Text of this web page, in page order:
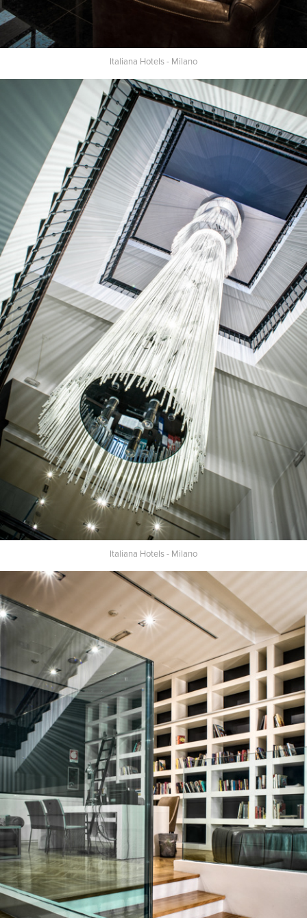
Italiana Hotels - Milano
Italiana Hotels - Milano